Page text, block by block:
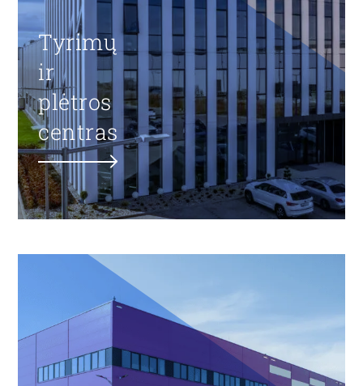
Tyrimų
ir
plėtros
centras